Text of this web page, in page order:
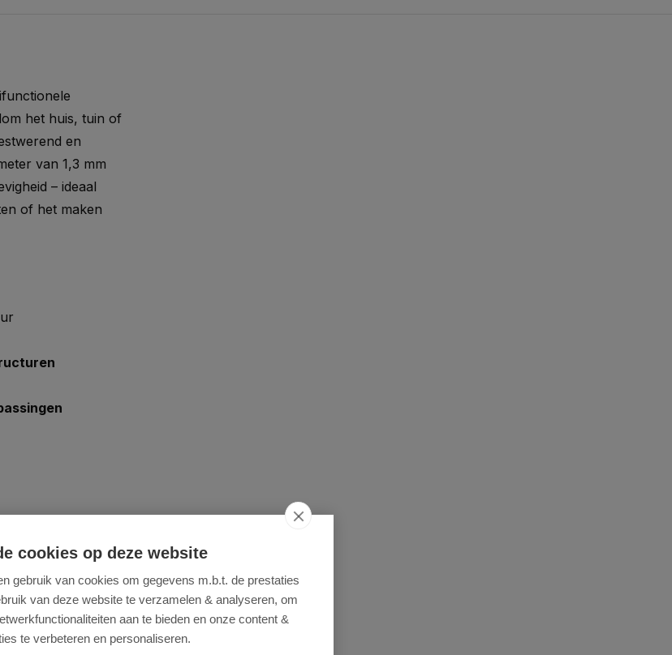
het huis, tuin of
en
van 1,3 mm
– ideaal
of het maken
cookies op deze website
gebruik van cookies om gegevens m.b.t. de prestaties
van deze website te verzamelen & analyseren, om
aan te bieden en onze content &
te verbeteren en personaliseren.